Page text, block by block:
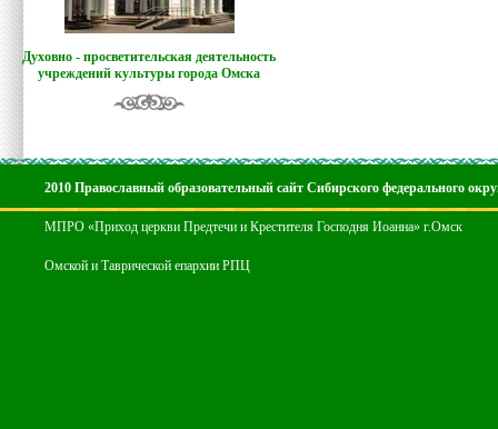
Духовно - просветительская деятельность
учреждений культуры города Омска
2010 Православный образовательный сайт Сибирского федерального
МПРО «Приход церкви Предтечи и Крестителя Господня Иоанна» г.Омск
Омской и Таврической епархии РПЦ